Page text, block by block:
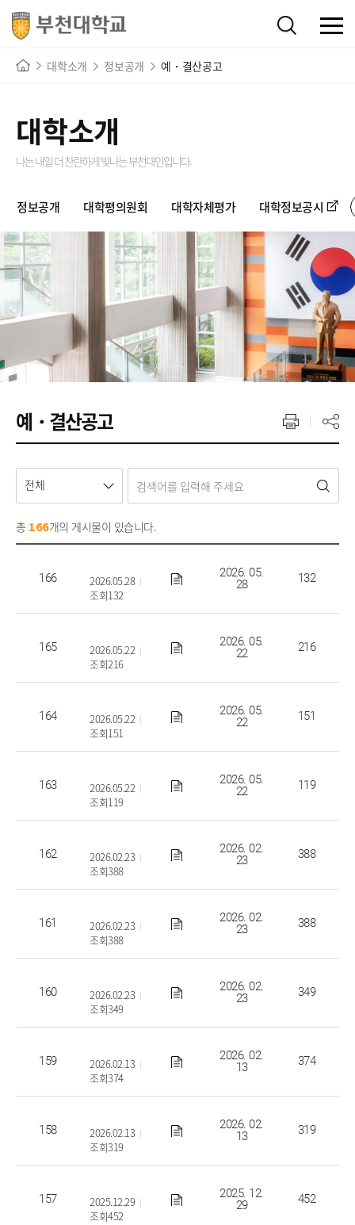
대학소개 정보공개 예・결산공고
대학소개
나는 내일 더 찬란하게 빛나는부천대인입니다.
정보공개 대학평의원회 대학자체평가 대학정보공시
예・결산공고
전체
총 166개의 게시물이 있습니다.
166
2026.05.28
조회132
2026. 05.
28
132
165
2026.05.22
조회216
2026. 05.
22
216
164
2026.05.22
조회151
2026. 05.
22
151
163
2026.05.22
조회119
2026. 05.
22
119
162
2026.02.23
조회388
2026. 02.
23
388
161
2026.02.23
조회388
2026. 02.
23
388
160
2026.02.23
조회349
2026. 02.
23
349
159
2026.02.13
조회374
2026. 02.
13
374
158
2026.02.13
조회319
2026. 02.
13
319
157
2025.12.29
조회452
2025. 12.
29
452